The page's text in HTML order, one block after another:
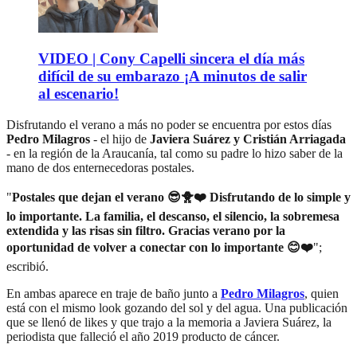
VIDEO | Cony Capelli sincera el día más
difícil de su embarazo ¡A minutos de salir
al escenario!
Disfrutando el verano a más no poder se encuentra por estos días
Pedro Milagros - el hijo de Javiera Suárez y Cristián Arriagada
- en la región de la Araucanía, tal como su padre lo hizo saber de la
mano de dos enternecedoras postales.
"Postales que dejan el verano 😎🐥❤️ Disfrutando de lo simple y
lo importante. La familia, el descanso, el silencio, la sobremesa
extendida y las risas sin filtro. Gracias verano por la
oportunidad de volver a conectar con lo importante 😊❤️";
escribió.
En ambas aparece en traje de baño junto a Pedro Milagros, quien
está con el mismo look gozando del sol y del agua. Una publicación
que se llenó de likes y que trajo a la memoria a Javiera Suárez, la
periodista que falleció el año 2019 producto de cáncer.